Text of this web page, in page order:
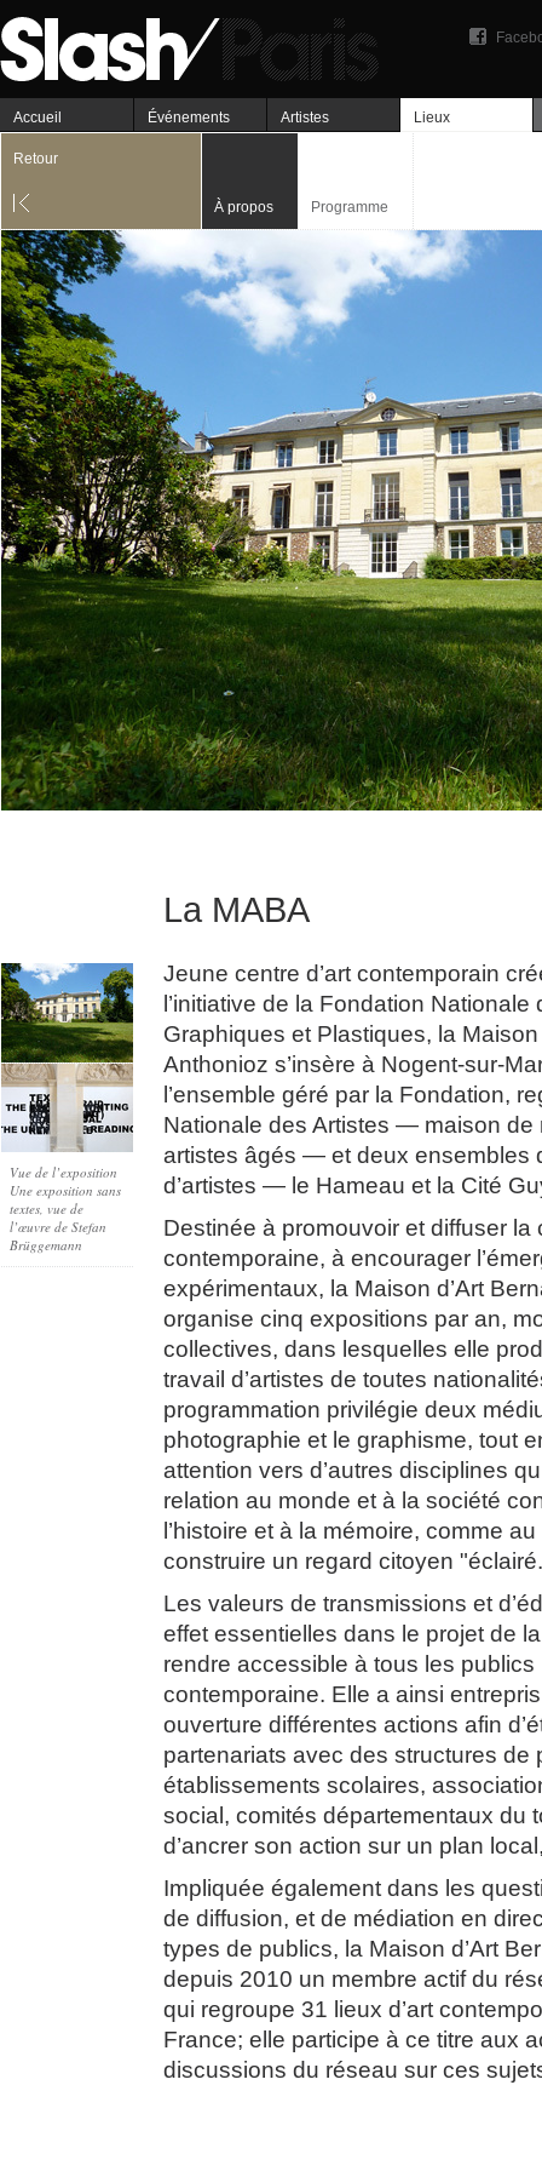
Accueil Événements Artistes Lieux
Retour
À propos Programme
La MABA
Vue de l’exposition
Une exposition sans
textes, vue de
l’œuvre de Stefan
Brüggemann
Jeune centre d’art contemporain
l’initiative de la Fondation Nationale
Graphiques et Plastiques, la Maison
Anthonioz s’insère à Nogent-sur-
l’ensemble géré par la Fondation,
Nationale des Artistes — maison de
artistes âgés — et deux ensembles
d’artistes — le Hameau et la Cité
Destinée à promouvoir et diffuser la
contemporaine, à encourager
expérimentaux, la Maison d’Art
organise cinq expositions par an,
collectives, dans lesquelles elle
travail d’artistes de toutes
programmation privilégie deux
photographie et le graphisme, tout
attention vers d’autres disciplines
relation au monde et à la société
l’histoire et à la mémoire, comme
construire un regard citoyen "éclairé.
Les valeurs de transmissions et
effet essentielles dans le projet de
rendre accessible à tous les publics
contemporaine. Elle a ainsi
ouverture différentes actions afin
partenariats avec des structures de
établissements scolaires,
social, comités départementaux du
d’ancrer son action sur un plan
Impliquée également dans les
de diffusion, et de médiation en
types de publics, la Maison d’Art
depuis 2010 un membre actif du
qui regroupe 31 lieux d’art
France; elle participe à ce titre aux
discussions du réseau sur ces